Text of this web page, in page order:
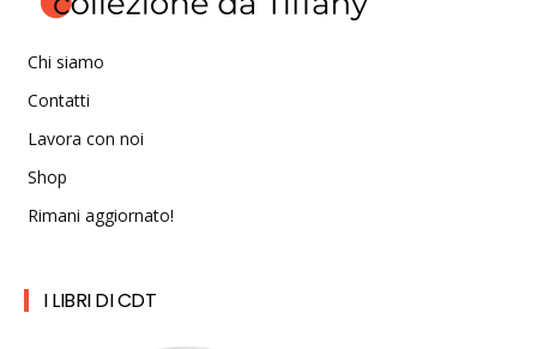
Chi siamo
Contatti
Lavora con noi
Shop
Rimani aggiornato!
I LIBRI DI CDT